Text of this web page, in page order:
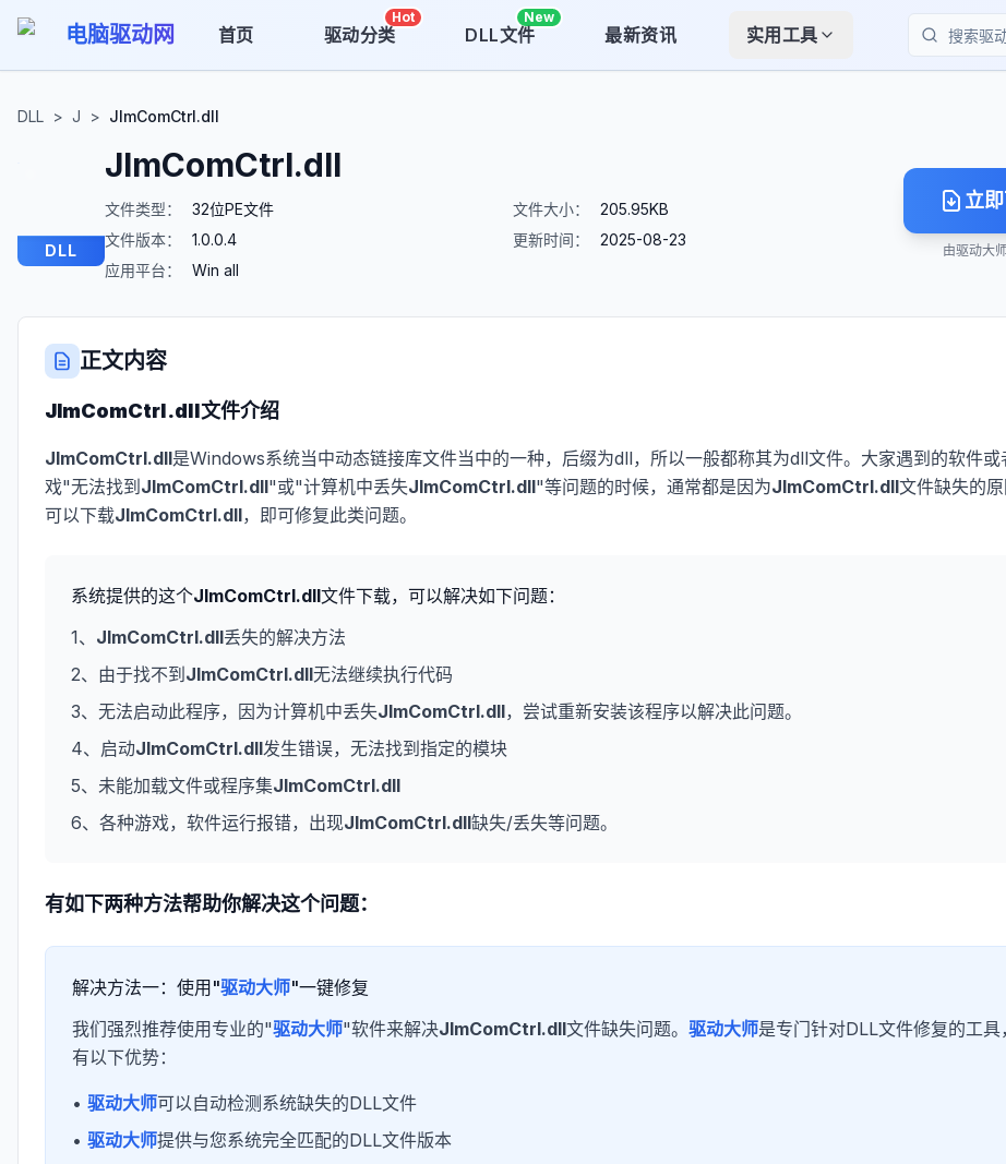
电脑驱动网 首页 驱动分类
Hot
DLL文件
New
最新资讯
实用工具
搜索
DLL > J > JImComCtrl.dll
DLL
JImComCtrl.dll
文件类型：
32位PE文件
文件版本：
1.0.0.4
应用平台：
Win all
文件大小：
205.95KB
更新时间：
2025-08-23
立
由驱动大
正文内容
JImComCtrl.dll文件介绍
JImComCtrl.dll是Windows系统当中动态链接库文件当中的一种，后缀为dll，所以一般都称其为dll文件。大家遇到的软件或
戏"无法找到 JImComCtrl.dll"或"计算机中丢失JImComCtrl.dll"等问题的时候，通常都是因为JImComCtrl.dll文件缺失的
可以下载JImComCtrl.dll，即可修复此类问题。
系统提供的这个JImComCtrl.dll文件下载，可以解决如下问题：
1、 JImComCtrl.dll丢失的解决方法
2、由于找不到 JImComCtrl.dll无法继续执行代码
3、无法启动此程序，因为计算机中丢失JImComCtrl.dll，尝试重新安装该程序以解决此问题。
4、启动JImComCtrl.dll发生错误，无法找到指定的模块
5、未能加载文件或程序集JImComCtrl.dll
6、各种游戏，软件运行报错，出现JImComCtrl.dll缺失/丢失等问题。
有如下两种方法帮助你解决这个问题：
解决方法一：使用"驱动大师"一键修复
我们强烈推荐使用专业的"驱动大师"软件来解决JImComCtrl.dll文件缺失问题。 驱动大师是专门针对DLL文件修复的工具
有以下优势：
• 驱动大师可以自动检测系统缺失的DLL文件
• 驱动大师提供与您系统完全匹配的DLL文件版本